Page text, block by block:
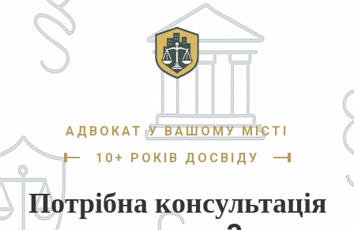
АДВОКАТ У ВАШОМУ МІСТІ
10+ РОКІВ ДОСВІДУ
Потрібна консультація